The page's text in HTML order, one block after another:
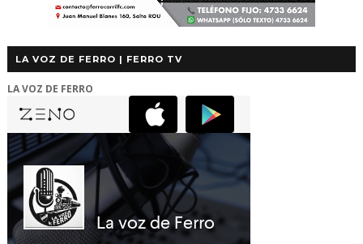
LA VOZ DE FERRO | FERRO TV
LA VOZ DE FERRO